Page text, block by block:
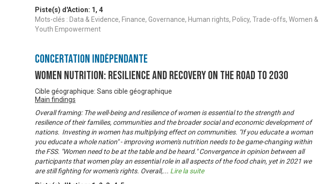
Piste(s) d'Action: 1 , 4
Mots-clés : Data & Evidence, Finance, Governance, Human rights, Policy, Trade-offs, Women &
Youth Empowerment
Concertation Indépendante
Women Nutrition: Resilience and Recovery on the Road to 2030
Cible géographique: Sans cible géographique
Main findings
Overall framing: The well-being and resilience of women is essential to the strength and
resilience of their families, communities and the broader social and economic development of
nations. Investing in women has multiplying effect on communities. "If you educate a woman
you educate a whole nation" - improving women's nutrition needs to be game-changing within
the FSS. "Women need to be at the table and be heard." Convergence in opinion between all
participants that women play an essential role in all aspects of the food chain, yet in 2021 we
are still fighting for women's rights. Overall,... Lire la suite